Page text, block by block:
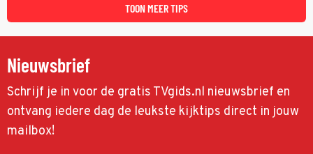
TOON MEER TIPS
Nieuwsbrief
Schrijf je in voor de gratis TVgids.nl nieuwsbrief en
ontvang iedere dag de leukste kijktips direct in jouw
mailbox!